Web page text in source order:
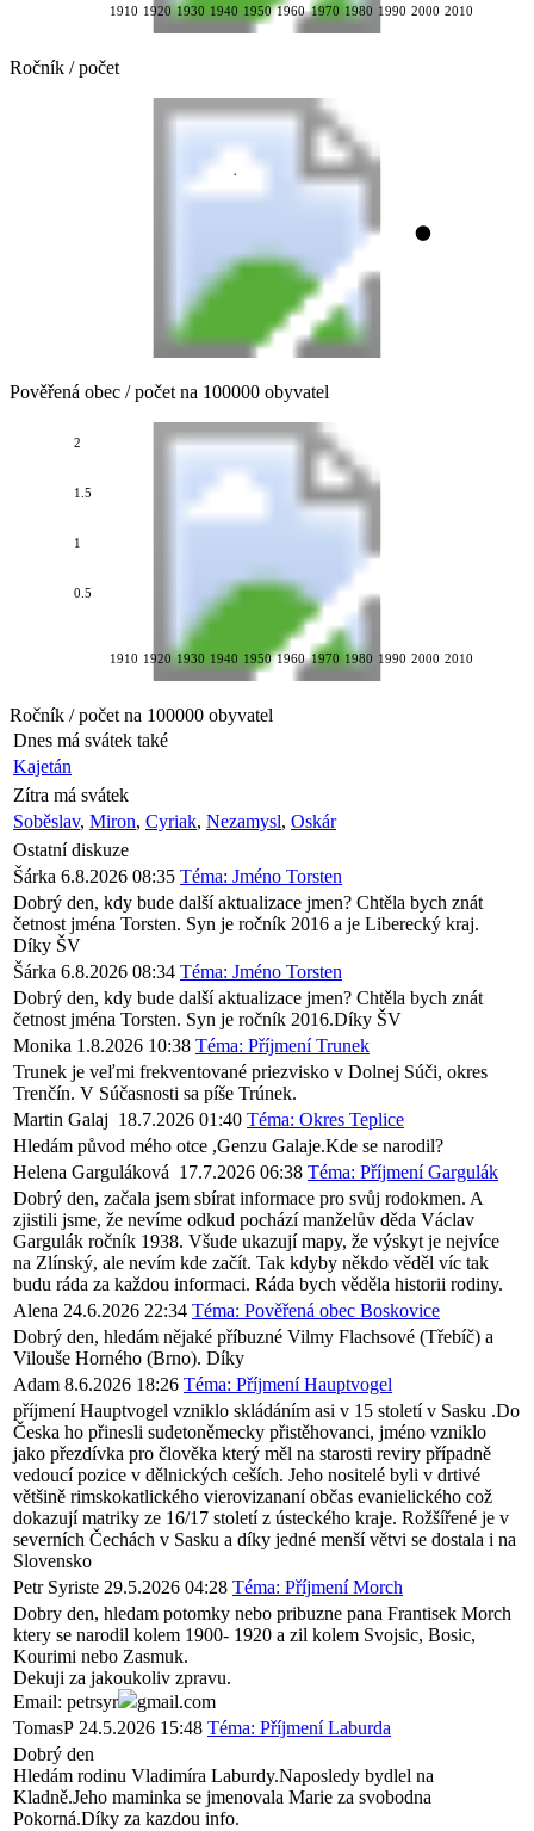
1910 1920 1930 1940 1950 1960 1970 1980 1990 2000 2010
Ročník / počet
Pověřená obec / počet na 100000 obyvatel
1910 1920 1930 1940 1950 1960 1970 1980 1990 2000 2010
0.5
1
1.5
2
Ročník / počet na 100000 obyvatel
Dnes má svátek také
Kajetán
Zítra má svátek
Soběslav, Miron, Cyriak, Nezamysl, Oskár
Ostatní diskuze
Šárka 6.8.2026 08:35 Téma: Jméno Torsten
Dobrý den, kdy bude další aktualizace jmen? Chtěla bych znát
četnost jména Torsten. Syn je ročník 2016 a je Liberecký kraj.
Díky ŠV
Šárka 6.8.2026 08:34 Téma: Jméno Torsten
Dobrý den, kdy bude další aktualizace jmen? Chtěla bych znát
četnost jména Torsten. Syn je ročník 2016.Díky ŠV
Monika 1.8.2026 10:38 Téma: Příjmení Trunek
Trunek je veľmi frekventované priezvisko v Dolnej Súči, okres
Trenčín. V Súčasnosti sa píše Trúnek.
Martin Galaj 18.7.2026 01:40 Téma: Okres Teplice
Hledám původ mého otce ,Genzu Galaje.Kde se narodil?
Helena Garguláková 17.7.2026 06:38 Téma: Příjmení Gargulák
Dobrý den, začala jsem sbírat informace pro svůj rodokmen. A
zjistili jsme, že nevíme odkud pochází manželův děda Václav
Gargulák ročník 1938. Všude ukazují mapy, že výskyt je nejvíce
na Zlínský, ale nevím kde začít. Tak kdyby někdo věděl víc tak
budu ráda za každou informaci. Ráda bych věděla historii rodiny.
Alena 24.6.2026 22:34 Téma: Pověřená obec Boskovice
Dobrý den, hledám nějaké příbuzné Vilmy Flachsové (Třebíč) a
Vilouše Horného (Brno). Díky
Adam 8.6.2026 18:26 Téma: Příjmení Hauptvogel
příjmení Hauptvogel vzniklo skládáním asi v 15 století v Sasku .Do
Česka ho přinesli sudetoněmecky přistěhovanci, jméno vzniklo
jako přezdívka pro člověka který měl na starosti reviry případně
vedoucí pozice v dělnických ceších. Jeho nositelé byli v drtivé
většině rimskokatlického vierovizananí občas evanielického což
dokazují matriky ze 16/17 století z ústeckého kraje. Rožšířené je v
severních Čechách v Sasku a díky jedné menší větvi se dostala i na
Slovensko
Petr Syriste 29.5.2026 04:28 Téma: Příjmení Morch
Dobry den, hledam potomky nebo pribuzne pana Frantisek Morch
ktery se narodil kolem 1900- 1920 a zil kolem Svojsic, Bosic,
Kourimi nebo Zasmuk.
Dekuji za jakoukoliv zpravu.
Email: petrsyr
gmail.com
TomasP 24.5.2026 15:48 Téma: Příjmení Laburda
Dobrý den
Hledám rodinu Vladimíra Laburdy.Naposledy bydlel na
Kladně.Jeho maminka se jmenovala Marie za svobodna
Pokorná.Díky za kazdou info.